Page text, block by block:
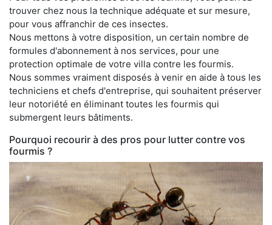
trouver chez nous la technique adéquate et sur mesure,
pour vous affranchir de ces insectes.
Nous mettons à votre disposition, un certain nombre de
formules d'abonnement à nos services, pour une
protection optimale de votre villa contre les fourmis.
Nous sommes vraiment disposés à venir en aide à tous les
techniciens et chefs d'entreprise, qui souhaitent préserver
leur notoriété en éliminant toutes les fourmis qui
submergent leurs bâtiments.
Pourquoi recourir à des pros pour lutter contre vos
fourmis ?